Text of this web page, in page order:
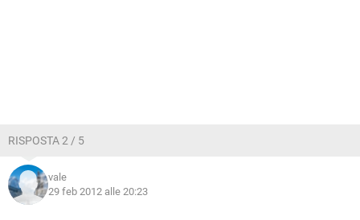
RISPOSTA 2 / 5
vale
29 feb 2012 alle 20:23